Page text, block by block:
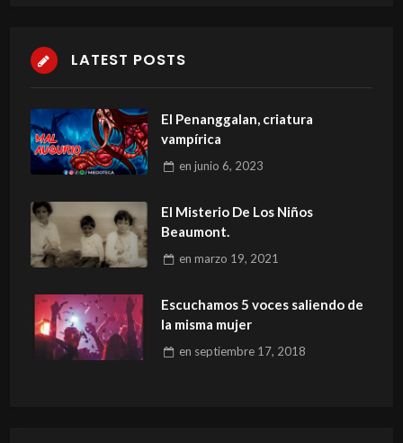
LATEST POSTS
El Penanggalan, criatura
vampírica
en junio 6, 2023
El Misterio De Los Niños
Beaumont.
en marzo 19, 2021
Escuchamos 5 voces saliendo de
la misma mujer
en septiembre 17, 2018